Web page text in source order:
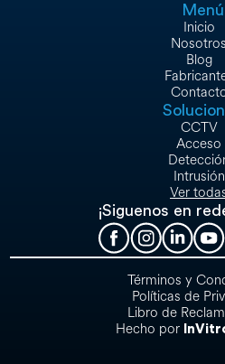
Menú
Inicio
Nosotros
Blog
CCTV
Acceso
Intrusión
Ver
¡Siguenos en
Términos y
Políticas de
Libro de
Hecho por